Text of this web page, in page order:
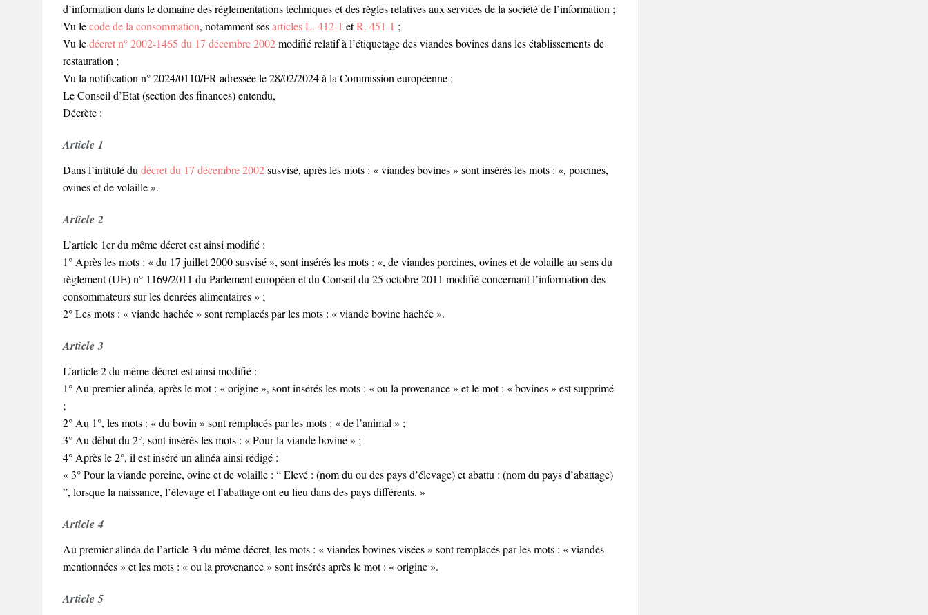
d’information dans le domaine des réglementations techniques et des règles relatives aux services de la société de l’information ;
Vu lecode de la consommation, notamment sesarticles L. 412-1 etR. 451-1 ;
Vu ledécret n° 2002-1465 du 17 décembre 2002modifié relatif à l’étiquetage des viandes bovines dans les établissements de
restauration ;
Vu la notification n° 2024/0110/FR adressée le 28/02/2024 à la Commission européenne ;
Le Conseil d’Etat (section des finances) entendu,
Décrète :
Article 1
Dans l’intitulé du décret du 17 décembre 2002susvisé, après les mots : « viandes bovines » sont insérés les mots : «, porcines,
ovines et de volaille ».
Article 2
L’article 1er du même décret est ainsi modifié :
1° Après les mots : « du 17 juillet 2000 susvisé », sont insérés les mots : «, de viandes porcines, ovines et de volaille au sens du
règlement (UE) n° 1169/2011 du Parlement européen et du Conseil du 25 octobre 2011 modifié concernant l’information des
consommateurs sur les denrées alimentaires » ;
2° Les mots : « viande hachée » sont remplacés par les mots : « viande bovine hachée ».
Article 3
L’article 2 du même décret est ainsi modifié :
1° Au premier alinéa, après le mot : « origine », sont insérés les mots : « ou la provenance » et le mot : « bovines » est supprimé
;
2° Au 1°, les mots : « du bovin » sont remplacés par les mots : « de l’animal » ;
3° Au début du 2°, sont insérés les mots : « Pour la viande bovine » ;
4° Après le 2°, il est inséré un alinéa ainsi rédigé :
« 3° Pour la viande porcine, ovine et de volaille : “ Elevé : (nom du ou des pays d’élevage) et abattu : (nom du pays d’abattage)
”, lorsque la naissance, l’élevage et l’abattage ont eu lieu dans des pays différents. »
Article 4
Au premier alinéa de l’article 3 du même décret, les mots : « viandes bovines visées » sont remplacés par les mots : « viandes
mentionnées » et les mots : « ou la provenance » sont insérés après le mot : « origine ».
Article 5